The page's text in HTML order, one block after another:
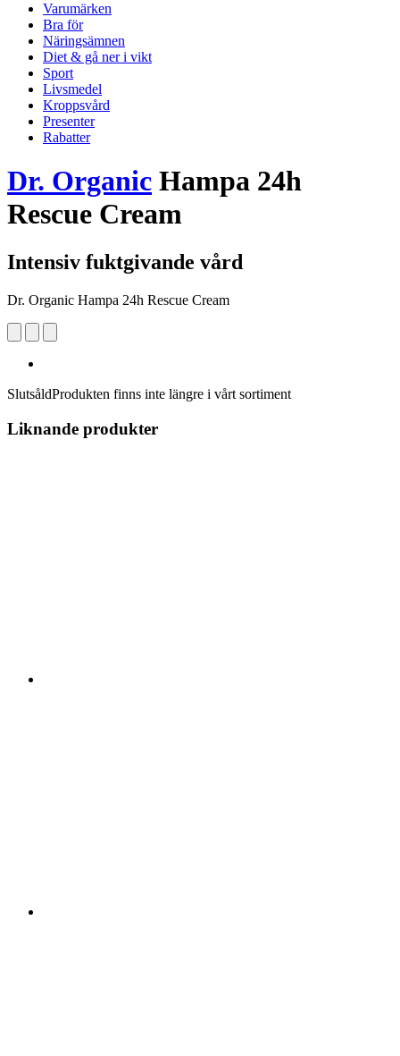
Varumärken
Bra för
Näringsämnen
Diet & gå ner i vikt
Sport
Livsmedel
Kroppsvård
Presenter
Rabatter
Dr. Organic Hampa 24h
Rescue Cream
Intensiv fuktgivande vård
Dr. Organic Hampa 24h Rescue Cream
SlutsåldProdukten finns inte längre i vårt sortiment
Liknande produkter